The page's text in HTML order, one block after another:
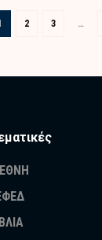
2 3 …